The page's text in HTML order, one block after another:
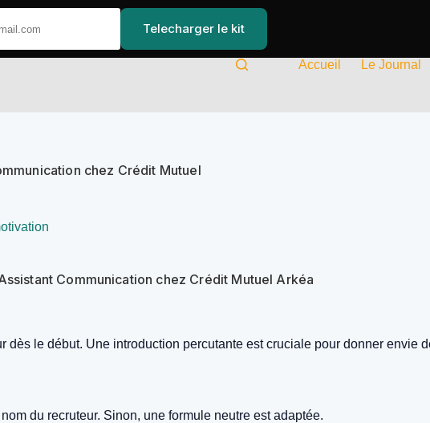
Accueil Le Journal
chez Crédit Mutuel
Communication chez Crédit Mutuel Arkéa
dès le début. Une introduction percutante est cruciale pour donner envie
du recruteur. Sinon, une formule neutre est adaptée.
Telecharger le kit